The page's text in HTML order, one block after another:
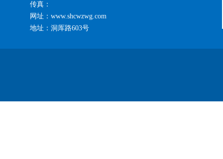
传真：
网址：www.shcwzwg.com
地址：洞厍路603号